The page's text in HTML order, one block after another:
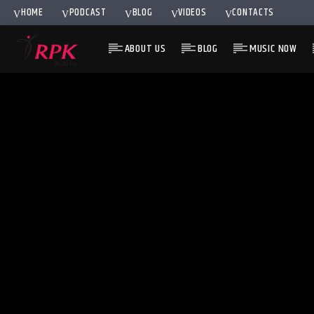
HOME PODCAST BLOG VIDEOS CONTACTS
ABOUT US BLOG MUSIC NOW